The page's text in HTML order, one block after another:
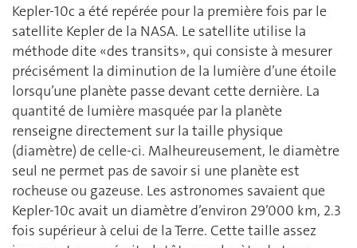
Kepler-10c a été repérée pour la première fois par le
satellite Kepler de la NASA. Le satellite utilise la
méthode dite «des transits», qui consiste à mesurer
précisément la diminution de la lumière d’une étoile
lorsqu’une planète passe devant cette dernière. La
quantité de lumière masquée par la planète
renseigne directement sur la taille physique
(diamètre) de celle-ci. Malheureusement, le diamètre
seul ne permet pas de savoir si une planète est
rocheuse ou gazeuse. Les astronomes savaient que
Kepler-10c avait un diamètre d’environ 29’000 km, 2.3
fois supérieur à celui de la Terre. Cette taille assez